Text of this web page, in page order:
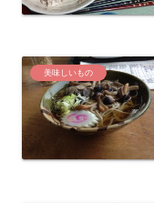
美味しいもの